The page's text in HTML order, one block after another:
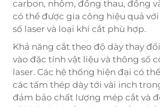
carbon, nhôm, đồng thau, đồng
có thể được gia công hiệu quả
số laser và loại khí cắt phù hợp.
Khả năng cắt theo độ dày thay
vào đặc tính vật liệu và thông số
laser. Các hệ thống hiện đại có
các tấm thép dày tới vài inch
đảm bảo chất lượng mép cắt và